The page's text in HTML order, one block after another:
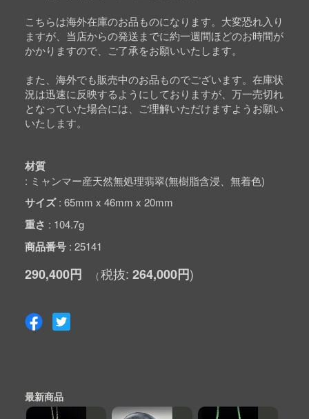
こちらは海外在庫のお品ものになります。大変恐れ入り
ますが、当店からの発送までに約一週間ほどのお時間が
かかりますので、ご了承をお願いいたします。
また、海外でも販売中のお品ものでございます。在庫状
況は迅速に反映するようにしておりますが、万一売切れ
となっていた場合には、ご理解いただけますようお願い
いたします。
材質
ミャンマー産天然無処理翡翠(無樹脂含浸、無着色)
サイズ 65mm x 46mm x 20mm
重さ 104.7g
商品番号 25141
290,400円 264,000円
最新商品